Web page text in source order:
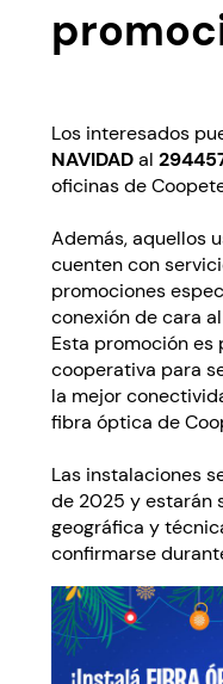
Los interesados
NAVIDADal
oficinas de
Además, aquellos
cuenten con
promociones
conexión de cara
Esta promoción
cooperativa para
la mejor
fibra óptica de
Las instalaciones
de 2025 y estarán
geográfica y
confirmarse